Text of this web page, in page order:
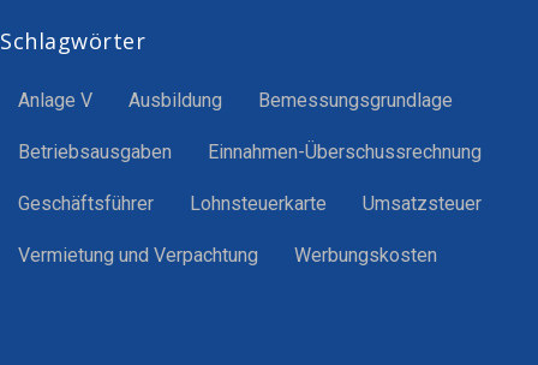
Schlagwörter
Anlage V Ausbildung Bemessungsgrundlage
Betriebsausgaben Einnahmen-Überschussrechnung
Geschäftsführer Lohnsteuerkarte Umsatzsteuer
Vermietung und Verpachtung Werbungskosten